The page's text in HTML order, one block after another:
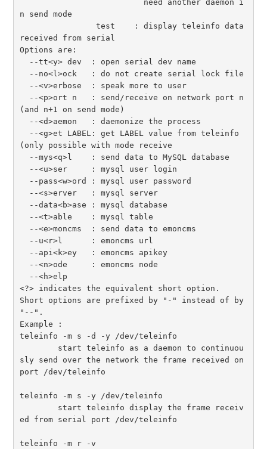
n send mode
received from serial
Options are:
(and n+1 on send mode)
(only possible with mode receive
<?> indicates the equivalent short option.
Short options are prefixed by "-" instead of by
"--".
Example :
teleinfo -m s -d -y /dev/teleinfo
sly send over the network the frame received on
port /dev/teleinfo
teleinfo -m s -y /dev/teleinfo
ed from serial port /dev/teleinfo
teleinfo -m r -v